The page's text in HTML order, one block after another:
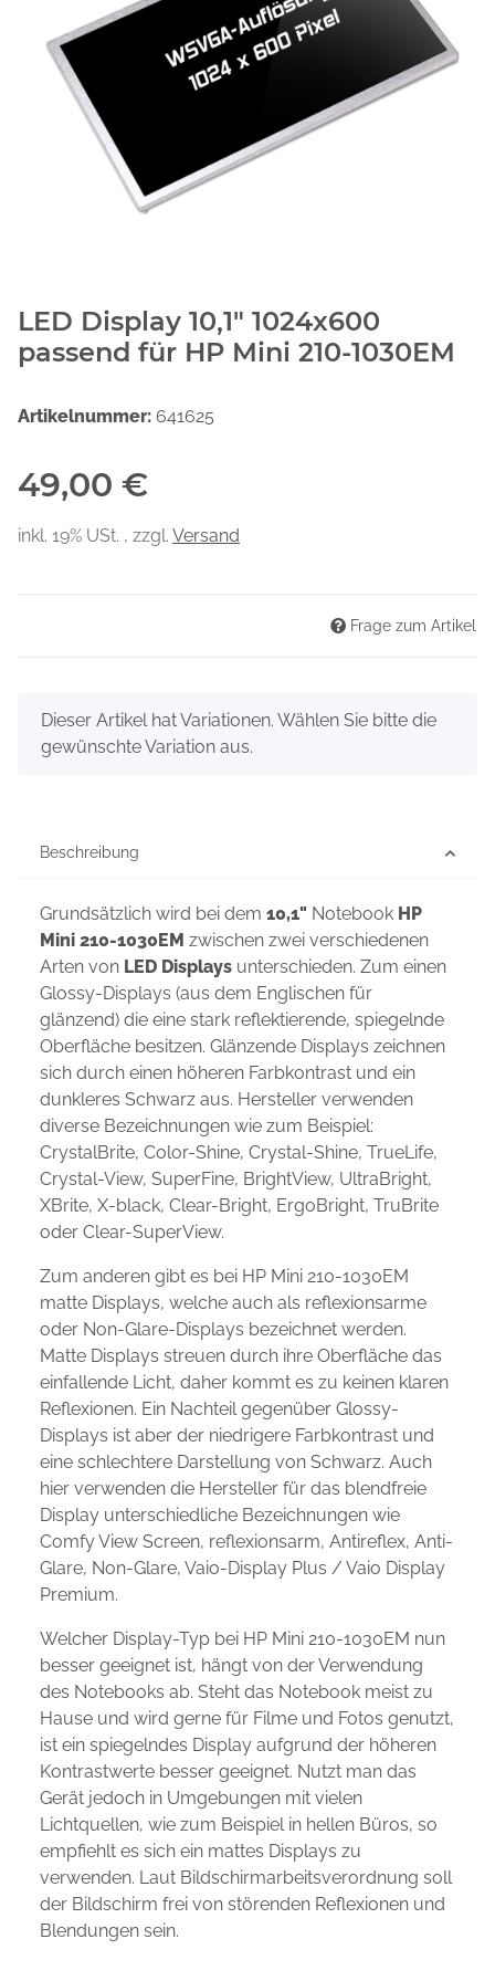
LED Display 10,1" 1024x600
passend für HP Mini 210-1030EM
Artikelnummer: 641625
49,00 €
inkl. 19% USt. , zzgl. Versand
Frage zum Artikel
x
Dieser Artikel hat Variationen. Wählen Sie bitte die
gewünschte Variation aus.
Beschreibung
Grundsätzlich wird bei dem 10,1" Notebook HP
Mini 210-1030EM zwischen zwei verschiedenen
Arten von LED Displays unterschieden. Zum einen
Glossy-Displays (aus dem Englischen für
glänzend) die eine stark reflektierende, spiegelnde
Oberfläche besitzen. Glänzende Displays zeichnen
sich durch einen höheren Farbkontrast und ein
dunkleres Schwarz aus. Hersteller verwenden
diverse Bezeichnungen wie zum Beispiel:
CrystalBrite, Color-Shine, Crystal-Shine, TrueLife,
Crystal-View, SuperFine, BrightView, UltraBright,
XBrite, X-black, Clear-Bright, ErgoBright, TruBrite
oder Clear-SuperView.
Zum anderen gibt es bei HP Mini 210-1030EM
matte Displays, welche auch als reflexionsarme
oder Non-Glare-Displays bezeichnet werden.
Matte Displays streuen durch ihre Oberfläche das
einfallende Licht, daher kommt es zu keinen klaren
Reflexionen. Ein Nachteil gegenüber Glossy-
Displays ist aber der niedrigere Farbkontrast und
eine schlechtere Darstellung von Schwarz. Auch
hier verwenden die Hersteller für das blendfreie
Display unterschiedliche Bezeichnungen wie
Comfy View Screen, reflexionsarm, Antireflex, Anti-
Glare, Non-Glare, Vaio-Display Plus / Vaio Display
Premium.
Welcher Display-Typ bei HP Mini 210-1030EM nun
besser geeignet ist, hängt von der Verwendung
des Notebooks ab. Steht das Notebook meist zu
Hause und wird gerne für Filme und Fotos genutzt,
ist ein spiegelndes Display aufgrund der höheren
Kontrastwerte besser geeignet. Nutzt man das
Gerät jedoch in Umgebungen mit vielen
Lichtquellen, wie zum Beispiel in hellen Büros, so
empfiehlt es sich ein mattes Displays zu
verwenden. Laut Bildschirmarbeitsverordnung soll
der Bildschirm frei von störenden Reflexionen und
Blendungen sein.